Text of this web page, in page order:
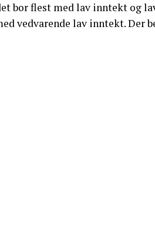
bor flest med lav inntekt og
vedvarende lav inntekt. Der